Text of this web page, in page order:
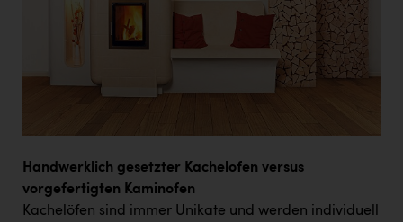
Handwerklich gesetzter Kachelofen versus
vorgefertigten Kaminofen
Kachelöfen sind immer Unikate und werden individuell